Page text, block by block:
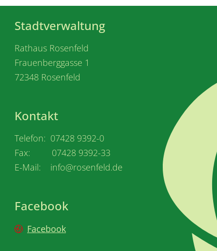
Stadtverwaltung
Rathaus Rosenfeld
Frauenberggasse 1
72348 Rosenfeld
Kontakt
Telefon: 07428 9392-0
Fax: 07428 9392-33
E-Mail: info@rosenfeld.de
Facebook
Facebook